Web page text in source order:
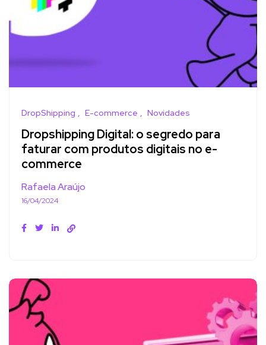
DropShipping E-commerce Novidades
Dropshipping Digital: o segredo para
faturar com produtos digitais no e-
commerce
Rafaela Araújo
16/04/2024